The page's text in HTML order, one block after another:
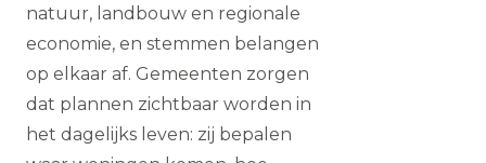
natuur, landbouw en regionale
economie, en stemmen belangen
op elkaar af. Gemeenten zorgen
dat plannen zichtbaar worden in
het dagelijks leven: zij bepalen